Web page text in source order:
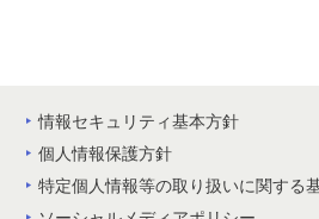
情報セキュリティ基本方針
個人情報保護方針
特定個人情報等の取り扱いに関する